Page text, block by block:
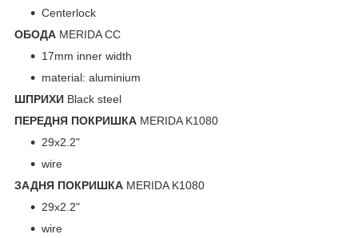
Centerlock
ОБОДА MERIDA CC
17mm inner width
material: aluminium
ШПРИХИ Black steel
ПЕРЕДНЯ ПОКРИШКА MERIDA K1080
29x2.2"
wire
ЗАДНЯ ПОКРИШКА MERIDA K1080
29x2.2"
wire